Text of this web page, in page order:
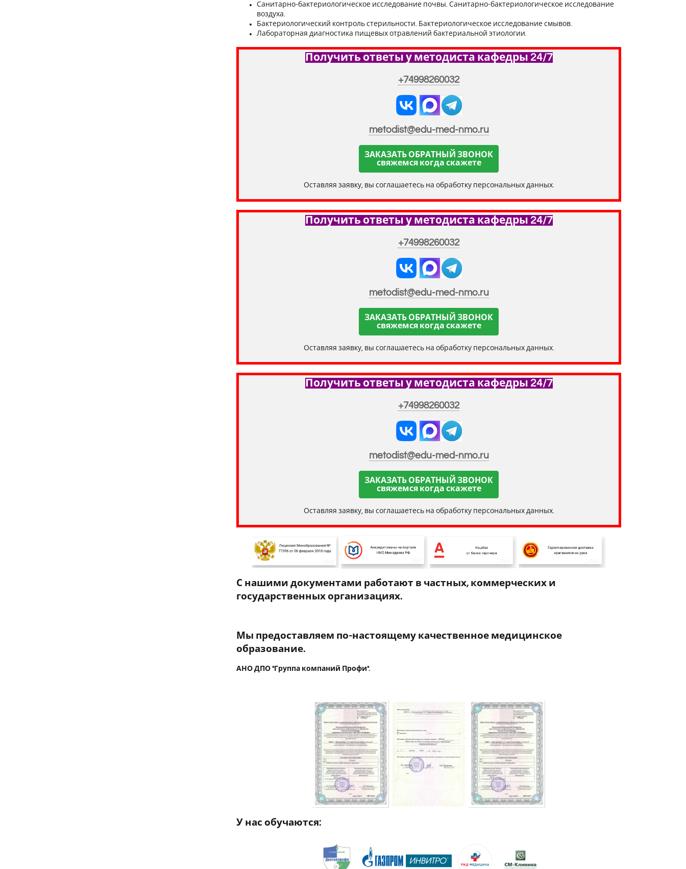
Санитарно-бактериологическое исследование почвы. Санитарно-бактериологическое исследование
воздуха.
Бактериологический контроль стерильности. Бактериологическое исследование смывов.
Лабораторная диагностика пищевых отравлений бактериальной этиологии.
Получить ответы у методиста кафедры 24/7
+74998260032
metodist@edu-med-nmo.ru
ЗАКАЗАТЬ ОБРАТНЫЙ ЗВОНОК
свяжемся когда скажете
Оставляя заявку, вы соглашаетесь на обработку персональных данных.
Получить ответы у методиста кафедры 24/7
+74998260032
metodist@edu-med-nmo.ru
ЗАКАЗАТЬ ОБРАТНЫЙ ЗВОНОК
свяжемся когда скажете
Оставляя заявку, вы соглашаетесь на обработку персональных данных.
Получить ответы у методиста кафедры 24/7
+74998260032
metodist@edu-med-nmo.ru
ЗАКАЗАТЬ ОБРАТНЫЙ ЗВОНОК
свяжемся когда скажете
Оставляя заявку, вы соглашаетесь на обработку персональных данных.
С нашими документами работают в частных, коммерческих и
государственных организациях.
Мы предоставляем по-настоящему качественное медицинское
образование.
АНО ДПО "Группа компаний Профи".
У нас обучаются: